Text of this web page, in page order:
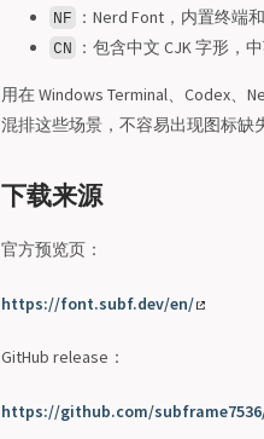
NF ：Nerd Font，内置终端
CN ：包含中文 CJK 字形，
用在 Windows Terminal、Codex、
混排这些场景，不容易出现图标缺
下载来源
官方预览页：
https://font.subf.dev/en/
GitHub release：
https://github.com/